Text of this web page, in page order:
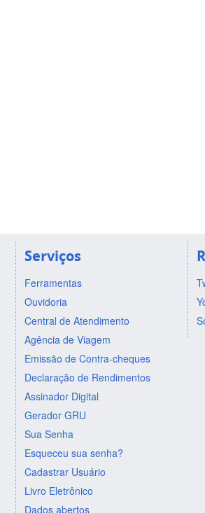
Serviços
Ferramentas
Ouvidoria
Central de Atendimento
Agência de Viagem
Emissão de Contra-cheques
Declaração de Rendimentos
Assinador Digital
Gerador GRU
Sua Senha
Esqueceu sua senha?
Cadastrar Usuário
Livro Eletrônico
Dados abertos